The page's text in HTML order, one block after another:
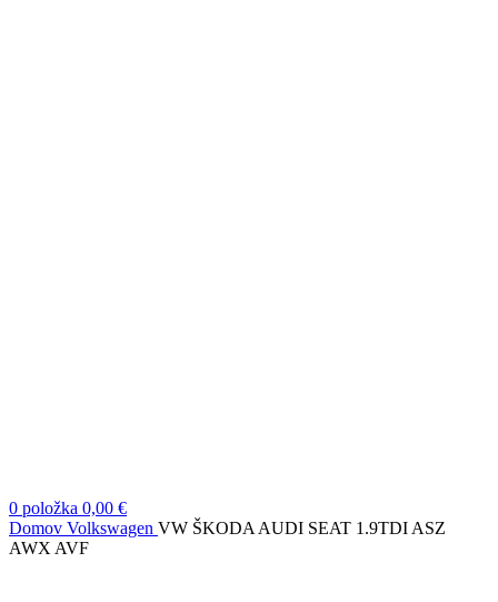
0 položka 0,00 €
Domov Volkswagen VW ŠKODA AUDI SEAT 1.9TDI ASZ
AWX AVF